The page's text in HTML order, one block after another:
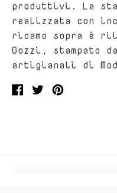
produttivi. La
realizzata con
ricamo sopra è
Gozzi, stampato
artigianali di